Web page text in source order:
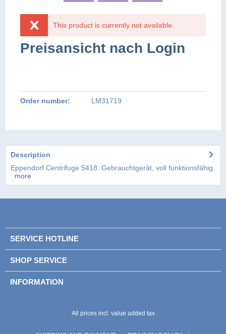
This product is currently not available.
Preisansicht nach Login
PREIS AUF ANFRAGE
PREIS AUF ANFRAGE
Order number: LM31719
Description
Eppendorf Centrifuge 5418. Gebrauchtgerät, voll funktionsfähig.
more
SERVICE HOTLINE
SHOP SERVICE
INFORMATION
All prices incl. value added tax